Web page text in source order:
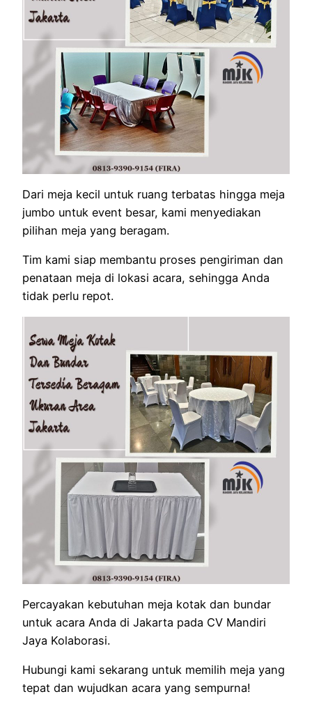
Dari meja kecil untuk ruang terbatas hingga meja
jumbo untuk event besar, kami menyediakan
pilihan meja yang beragam.
Tim kami siap membantu proses pengiriman dan
penataan meja di lokasi acara, sehingga Anda
tidak perlu repot.
Percayakan kebutuhan meja kotak dan bundar
untuk acara Anda di Jakarta pada CV Mandiri
Jaya Kolaborasi.
Hubungi kami sekarang untuk memilih meja yang
tepat dan wujudkan acara yang sempurna!